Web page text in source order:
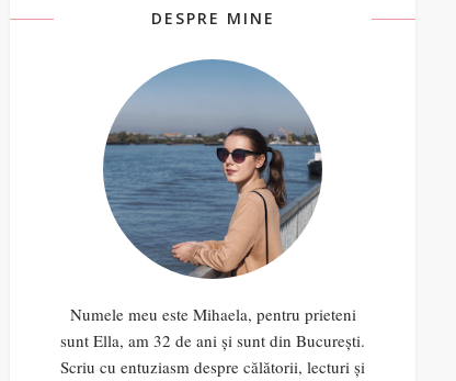
DESPRE MINE
Numele meu este Mihaela, pentru prieteni
sunt Ella, am 32 de ani și sunt din București.
Scriu cu entuziasm despre călătorii, lecturi și